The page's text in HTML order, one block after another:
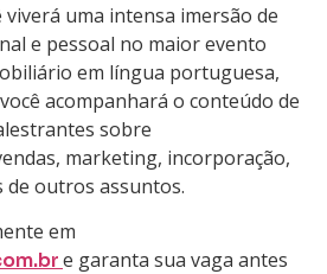
viverá uma intensa imersão de
e pessoal no maior evento
em língua portuguesa,
acompanhará o conteúdo de
sobre
marketing, incorporação,
de outros assuntos.
em
e garanta sua vaga antes